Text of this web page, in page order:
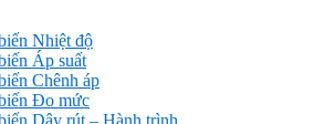
Nhiệt độ
Áp suất
Chênh áp
Đo mức